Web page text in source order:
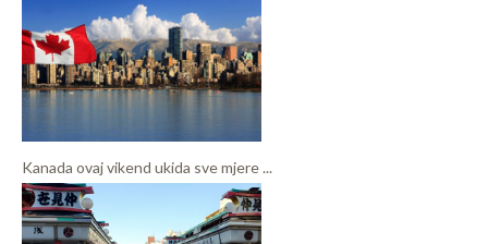
Kanada ovaj vikend ukida sve mjere ...